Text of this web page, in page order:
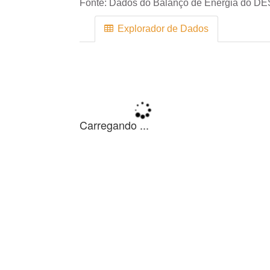
Fonte: Dados do Balanço de Energia do
Explorador de Dados